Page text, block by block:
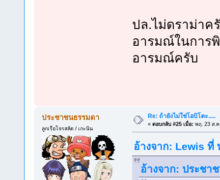
ปล.ไม่ดราม่าค
อารมณ์ในการ
อารมณ์ครับ
ประชาชนธรรมดา
ลูกเรือโจรสลัด / เกะนิน
Re: ถ้ายังไม่ใช่โอบิโตะ.....
« ตอบกลับ #25 เมื่อ: พฤ. 23 ส.ค
อ้างจาก: Lewis ที่
อ้างจาก: ประชา